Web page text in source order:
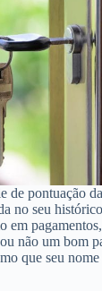
de pontuação
no seu
em
não um bom
que seu